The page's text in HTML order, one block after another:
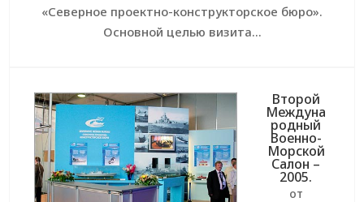
«Северное проектно-конструкторское бюро».
Основной целью визита...
Второй
Междуна
родный
Военно-
Морской
Салон –
2005.
от